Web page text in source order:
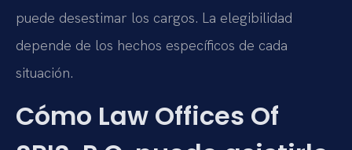
puede desestimar los cargos. La elegibilidad
depende de los hechos específicos de cada
situación.
Cómo Law Offices Of